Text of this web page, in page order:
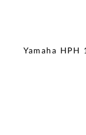
Yamaha HPH